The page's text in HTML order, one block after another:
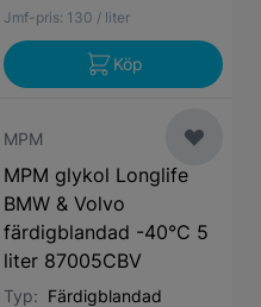
Jmf-pris: 130 / liter
Köp
MPM
MPM glykol Longlife
BMW & Volvo
färdigblandad -40°C 5
liter 87005CBV
Typ: Färdigblandad